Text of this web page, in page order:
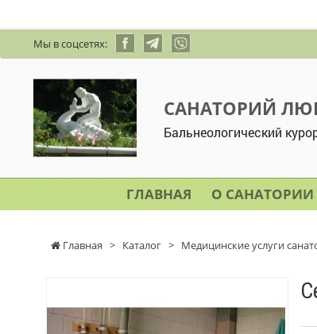
Мы в соцсетях:
САНАТОРИЙ
Бальнеологический
ГЛАВНАЯ О САНАТОРИИ
Главная > Каталог > Медицинские услуги